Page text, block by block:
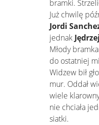
bramki.
Już chwilę
Jordi
jednak
Młody
do ostatniej
Widzew bił
mur. Oddał
wiele
nie chciała
siatki.